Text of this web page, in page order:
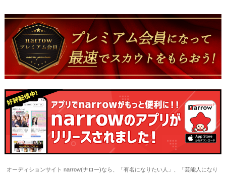
オーディションサイト narrow(ナロー)なら、「有名になりたい人」、「芸能人になり